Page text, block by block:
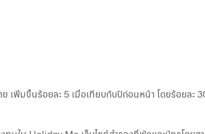
เพิ่มขึ้นร้อยละ 5 เมื่อเทียบกับปีก่อนหน้า โดยร้อยละ